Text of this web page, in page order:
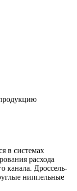
в системах
расхода
канала. Дроссель-
ниппельные